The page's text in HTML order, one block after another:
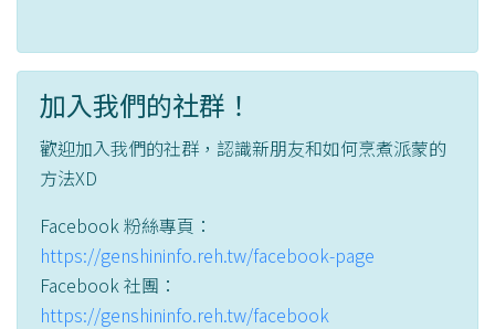
加入我們的社群！
歡迎加入我們的社群，認識新朋友和如何烹煮派蒙的
方法XD
Facebook 粉絲專頁：
https://genshininfo.reh.tw/facebook-page
Facebook 社團：
https://genshininfo.reh.tw/facebook